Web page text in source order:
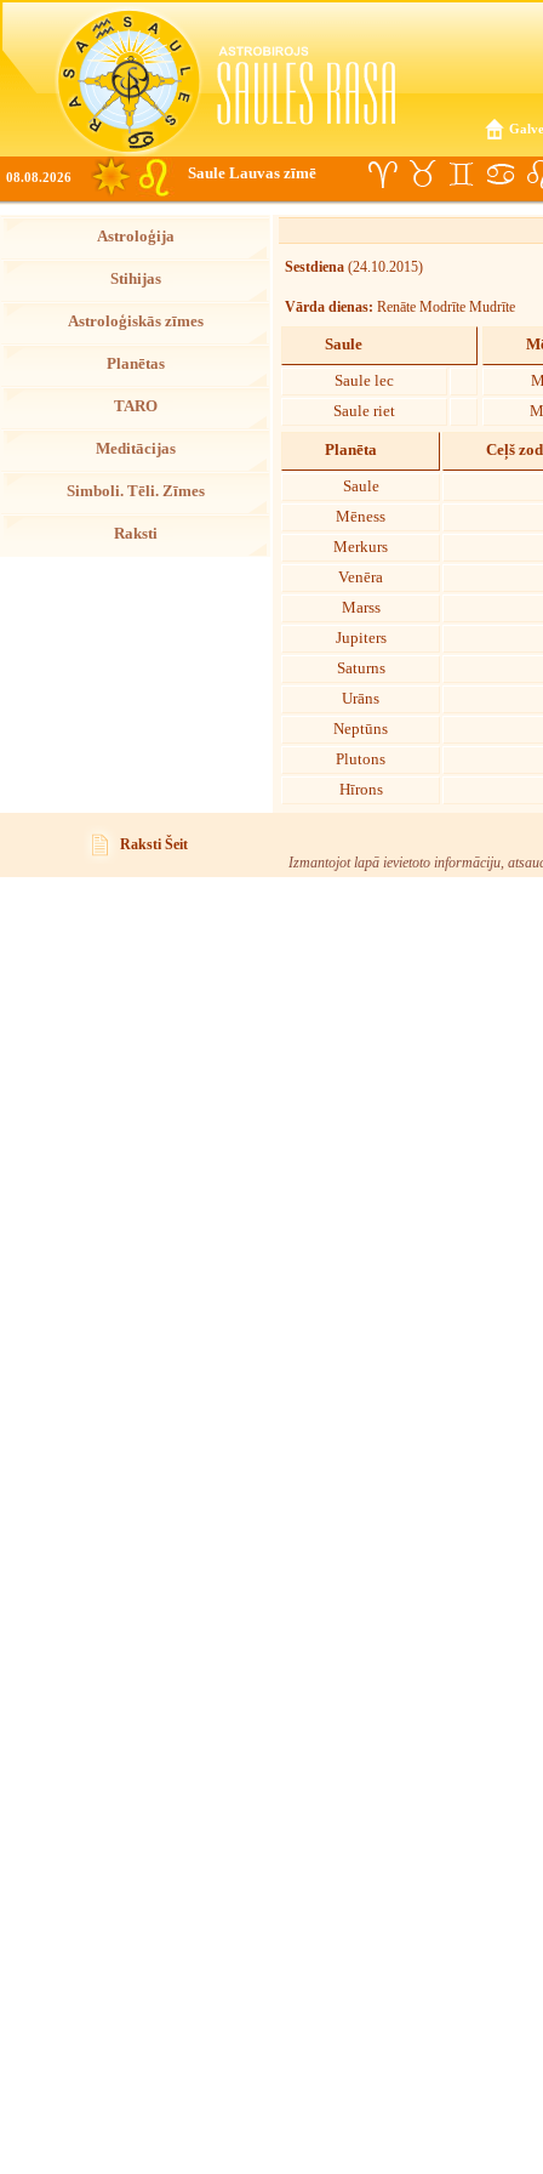
08.08.2026 Saule Lauvas zīmē
Astroloģija
Stihijas
Astroloģiskās zīmes
Planētas
TARO
Meditācijas
Simboli. Tēli. Zīmes
Raksti
Sestdiena (24.10.2015)
Vārda dienas: Renāte Modrīte Mudrīte
Saule
Saule lec
Saule riet
Planēta Ceļš
Saule
Mēness
Merkurs
Venēra
Marss
Jupiters
Saturns
Urāns
Neptūns
Plutons
Hīrons
Raksti Šeit
Izmantojot lapā ievietoto informāciju,